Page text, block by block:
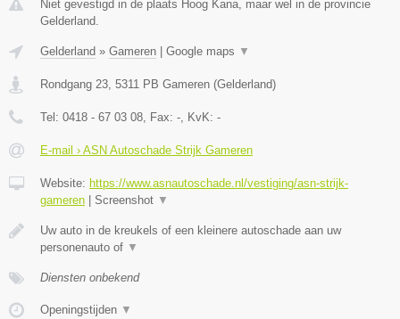
Niet gevestigd in de plaats Hoog Kana, maar wel in de provincie
Gelderland.
Gelderland » Gameren Google maps ▼
Rondgang 23, 5311 PB Gameren (Gelderland)
Tel: 0418 - 67 03 08, Fax: -, KvK: -
E-mail › ASN Autoschade Strijk Gameren
Website: https://www.asnautoschade.nl/vestiging/asn-strijk-
gameren
Screenshot ▼
Uw auto in de kreukels of een kleinere autoschade aan uw
personenauto of ▼
Diensten onbekend
Openingstijden ▼